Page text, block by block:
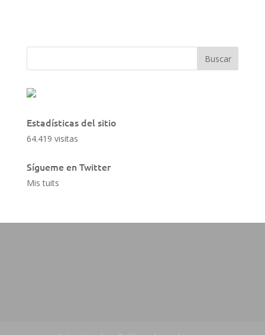
Estadísticas del sitio
64.419 visitas
Sígueme en Twitter
Mis tuits